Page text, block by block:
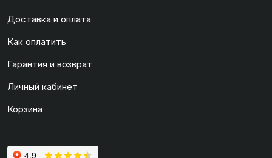
Доставка и оплата
Как оплатить
Гарантия и возврат
Личный кабинет
Корзина